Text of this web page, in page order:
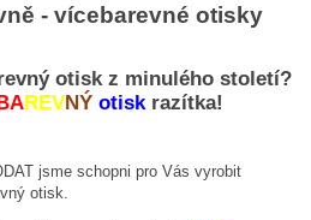
- vícebarevné otisky
otisk z minulého století?
REVNÝ otiskrazítka!
jsme schopni pro Vás vyrobit
otisk.